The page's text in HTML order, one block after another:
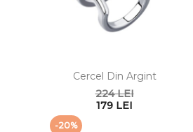
Cercel Din Argint
224 LEI
179 LEI
-20%